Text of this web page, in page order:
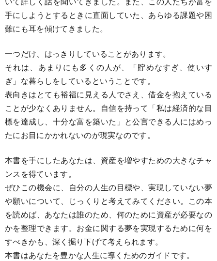
手にしようとするときに直面していた、あらゆる課題や困
難にも耳を傾けてきました。
一つだけ、はっきりしていることがあります。
それは、あまりにも多くの人が、「貯めなすぎ、使いす
ぎ」な暮らしをしているということです。
表向きはとても裕福に見える人でさえ、借金を抱えている
ことが少なくありません。自信を持って「私は経済的な目
標を達成し、十分な富を築いた」と公言できる人にはめっ
たにお目にかかれないのが現実なのです。
本書を手にしたあなたは、資産を増やすための大きなチャ
ンスを得ています。
ぜひこの機会に、自分の人生の目標や、実現していない夢
や願いについて、じっくりと考えてみてください。この本
を読めば、あなたは誰のため、何のために資産が必要なの
かを整理できます。お金に関する夢を実現するために何を
すべきかも、深く掘り下げて考えられます。
本書はあなたを豊かな人生に導くためのガイドです。